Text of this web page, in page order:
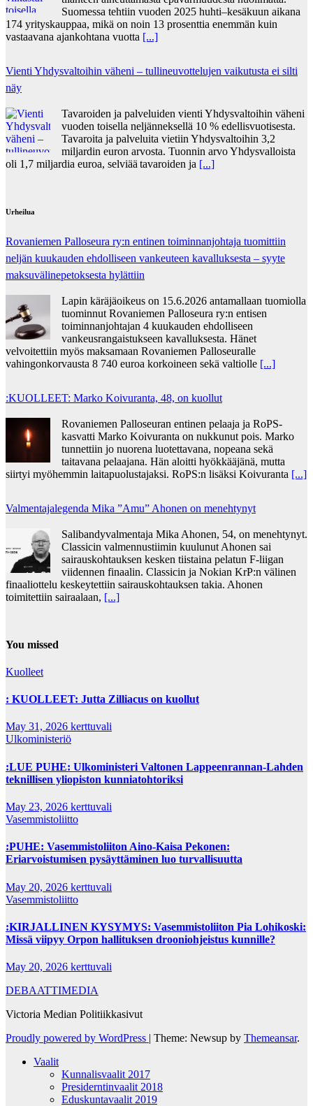
Suomessa tehtiin vuoden 2025 huhti–kesäkuun aikana
174 yrityskauppaa, mikä on noin 13 prosenttia enemmän kuin
vastaavana ajankohtana vuotta [...]
Vienti Yhdysvaltoihin väheni – tullineuvottelujen vaikutusta ei silti
näy
Tavaroiden ja palveluiden vienti Yhdysvaltoihin väheni
vuoden toisella neljänneksellä 10 % edellisvuotisesta.
Tavaroita ja palveluita vietiin Yhdysvaltoihin 3,2
miljardin euron arvosta. Tuonnin arvo Yhdysvalloista
oli 1,7 miljardia euroa, selviää tavaroiden ja [...]
Urheilua
Rovaniemen Palloseura ry:n entinen toiminnanjohtaja tuo­mit­tiin
neljän kuu­kau­den eh­dol­li­seen van­keu­teen ka­val­luk­ses­ta – syyte
mak­su­vä­li­ne­pe­tok­ses­ta hy­lät­tiin
Lapin käräjäoikeus on 15.6.2026 antamallaan tuomiolla
tuominnut Rovaniemen Palloseura ry:n entisen
toiminnanjohtajan 4 kuukauden ehdolliseen
vankeusrangaistukseen kavalluksesta. Hänet
velvoitettiin myös maksamaan Rovaniemen Palloseuralle
vahingonkorvausta 8 740 euroa korkoineen sekä valtiolle [...]
:KUOLLEET: Marko Koivuranta, 48, on kuollut
Rovaniemen Palloseuran entinen pelaaja ja RoPS-
kasvatti Marko Koivuranta on nukkunut pois. Marko
tunnettiin jo nuorena luotettavana, nopeana sekä
taitavana pelaajana. Hän aloitti hyökkääjänä, mutta
siirtyi myöhemmin laitapuolustajaksi. RoPS:n lisäksi Koivuranta [...]
Valmentajalegenda Mika ”Amu” Ahonen on menehtynyt
Salibandyvalmentaja Mika Ahonen, 54, on menehtynyt.
Classicin valmennustiimin kuulunut Ahonen sai
sairauskohtauksen kesken tiistaina pelatun F-liigan
viidennen finaalin. Classicin ja Nokian KrP:n välinen
finaaliottelu keskeytettiin sairauskohtauksen takia. Ahonen
toimitettiin sairaalaan, [...]
You missed
Kuolleet
: KUOLLEET: Jutta Zilliacus on kuollut
May 31, 2026 kerttuvali
Ulkoministeriö
:LUE PUHE: Ulkoministeri Valtonen Lappeenrannan-Lahden
teknillisen yliopiston kunniatohtoriksi
May 23, 2026 kerttuvali
Vasemmistoliitto
:PUHE: Vasemmistoliiton Aino-Kaisa Pekonen:
Eriarvoistumisen pysäyttäminen luo turvallisuutta
May 20, 2026 kerttuvali
Vasemmistoliitto
:KIRJALLINEN KYSYMYS: Vasemmistoliiton Pia Lohikoski:
Missä viipyy Orpon hallituksen drooniohjeistus kunnille?
May 20, 2026 kerttuvali
DEBAATTIMEDIA
Victoria Median Politiikkasivut
Proudly powered by WordPress | Theme: Newsup by Themeansar.
Vaalit
Kunnalisvaalit 2017
Presiderntinvaalit 2018
Eduskuntavaalit 2019